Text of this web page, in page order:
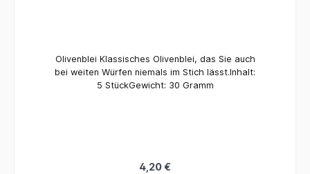
Olivenblei Klassisches Olivenblei, das Sie auch
bei weiten Würfen niemals im Stich lässt.Inhalt:
5 StückGewicht: 30 Gramm
4,20 €